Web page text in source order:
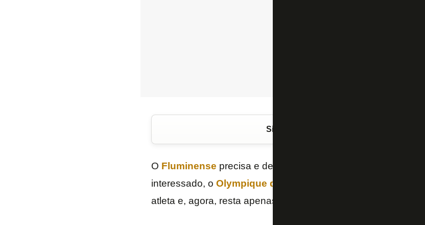
Siga o FogãoNET
O Fluminense precisa e deve vender
interessado, o Olympique de Marselha
atleta e, agora, resta apenas o acerto de valores com o Tricolor.